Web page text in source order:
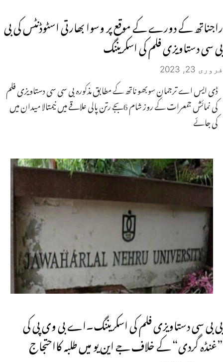
راجناتھ کے دورے کے موقع پر وسوا بھارتی اسٹوڈنٹس کی بی
بی سی دستاویزی فلم کی اسکریننگ
فروری 23, 2023
ڈی ایس اے ترجمان سوبھو ناتھ کے مطابق مذکورہ بی سی سی دستاویزی فلم
کی نمائش جمعرات کے روز شام 6بجے رتن پالی علاقے میں نیمتالا میدان میں
کی جائے
بی بی سی دستاویزی فلم کی اسکریننگ۔اے بی وی پی کی
”غنڈہ گردی“ کے خلاف جے این یو میں طلبہ کااحتجاج